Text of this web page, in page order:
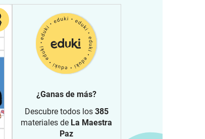
¿Ganas de más?
Descubre todos los 385
materiales de La Maestra
Paz